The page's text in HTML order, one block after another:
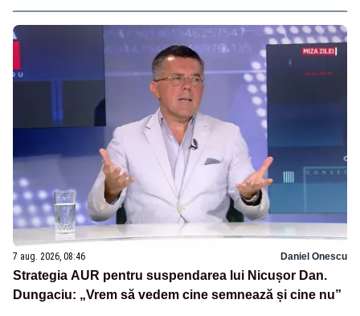
7 aug. 2026, 08:46 Daniel Onescu
Strategia AUR pentru suspendarea lui Nicușor Dan.
Dungaciu: „Vrem să vedem cine semnează și cine nu”